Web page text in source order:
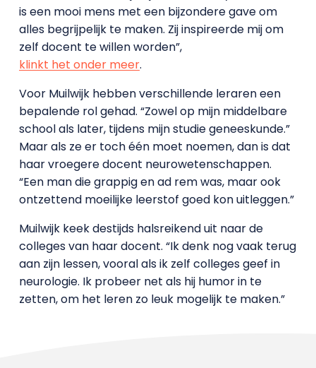
is een mooi mens met een bijzondere gave om
alles begrijpelijk te maken. Zij inspireerde mij om
zelf docent te willen worden”,
klinkt het onder meer.
Voor Muilwijk hebben verschillende leraren een
bepalende rol gehad. “Zowel op mijn middelbare
school als later, tijdens mijn studie geneeskunde.”
Maar als ze er toch één moet noemen, dan is dat
haar vroegere docent neurowetenschappen.
“Een man die grappig en ad rem was, maar ook
ontzettend moeilijke leerstof goed kon uitleggen.”
Muilwijk keek destijds halsreikend uit naar de
colleges van haar docent. “Ik denk nog vaak terug
aan zijn lessen, vooral als ik zelf colleges geef in
neurologie. Ik probeer net als hij humor in te
zetten, om het leren zo leuk mogelijk te maken.”